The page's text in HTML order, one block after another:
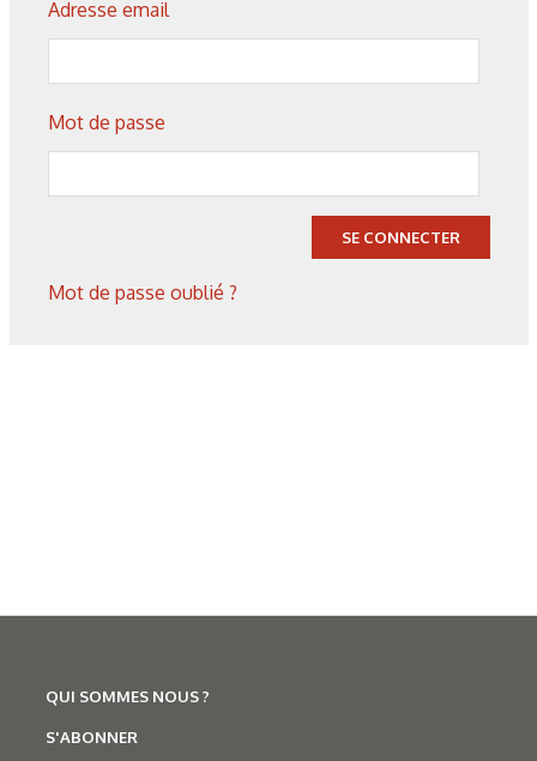
Fonctionnaliser les surfaces
grâce au laser
06/07/2026
Adresse email
Mot de passe
SE CONNECTER
Mot de passe oublié ?
QUI SOMMES NOUS ?
S'ABONNER